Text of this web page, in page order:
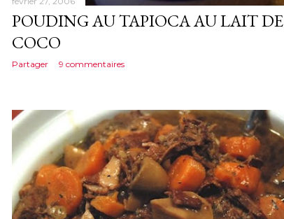
POUDING AU TAPIOCA AU LAIT DE
COCO
Partager 9 commentaires